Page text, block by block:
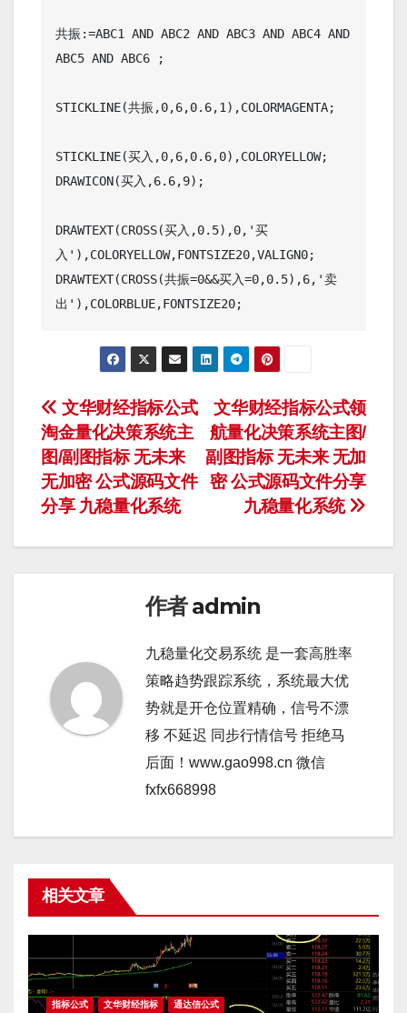
共振:=ABC1 AND ABC2 AND ABC3 AND ABC4 AND
ABC5 AND ABC6 ;
STICKLINE(共振,0,6,0.6,1),COLORMAGENTA;
STICKLINE(买入,0,6,0.6,0),COLORYELLOW;
DRAWICON(买入,6.6,9);
DRAWTEXT(CROSS(买入,0.5),0,'买
入'),COLORYELLOW,FONTSIZE20,VALIGN0;
DRAWTEXT(CROSS(共振=0&&买入=0,0.5),6,'卖
文
章
导
航
文华财经指标公式领
航量化决策系统主图/
副图指标 无未来 无加
密 公式源码文件分享
九稳量化系统
文华财经指标公式
淘金量化决策系统主
图/副图指标 无未来
无加密 公式源码文件
分享 九稳量化系统
作者admin
九稳量化交易系统 是一套高胜率
策略趋势跟踪系统，系统最大优
势就是开仓位置精确，信号不漂
移 不延迟 同步行情信号 拒绝马
后面！www.gao998.cn 微信
fxfx668998
相关文章
指标公式 文华财经指标 通达信公式